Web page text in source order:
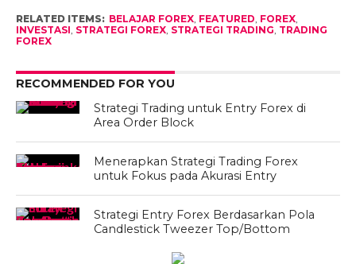
RELATED ITEMS: BELAJAR FOREX, FEATURED, FOREX,
INVESTASI, STRATEGI FOREX, STRATEGI TRADING, TRADING
FOREX
RECOMMENDED FOR YOU
Strategi Trading untuk Entry Forex di
Area Order Block
Menerapkan Strategi Trading Forex
untuk Fokus pada Akurasi Entry
Strategi Entry Forex Berdasarkan Pola
Candlestick Tweezer Top/Bottom